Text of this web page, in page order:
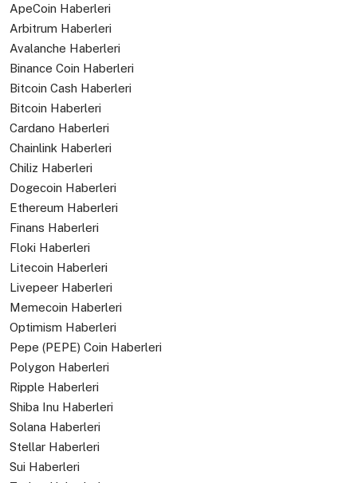
ApeCoin Haberleri
Arbitrum Haberleri
Avalanche Haberleri
Binance Coin Haberleri
Bitcoin Cash Haberleri
Bitcoin Haberleri
Cardano Haberleri
Chainlink Haberleri
Chiliz Haberleri
Dogecoin Haberleri
Ethereum Haberleri
Finans Haberleri
Floki Haberleri
Litecoin Haberleri
Livepeer Haberleri
Memecoin Haberleri
Optimism Haberleri
Pepe (PEPE) Coin Haberleri
Polygon Haberleri
Ripple Haberleri
Shiba Inu Haberleri
Solana Haberleri
Stellar Haberleri
Sui Haberleri